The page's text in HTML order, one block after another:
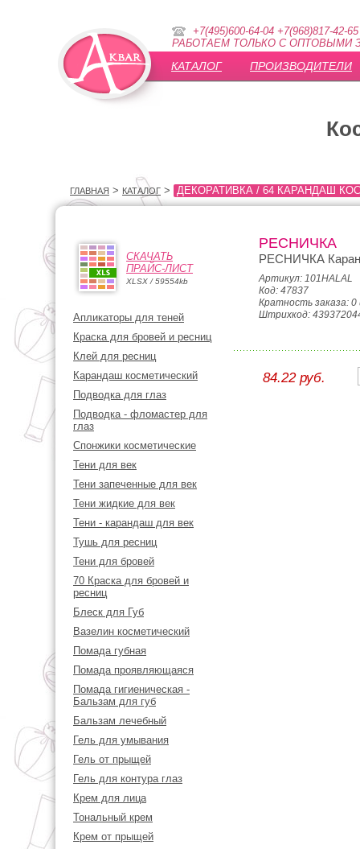
+7(495)600-64-04 +7(968)817-42-65
РАБОТАЕМ ТОЛЬКО С ОПТОВЫМИ
КАТАЛОГ ПРОИЗВОДИТЕЛИ
ГЛАВНАЯ > КАТАЛОГ > ДЕКОРАТИВКА / 64 КАРАНДАШ
СКАЧАТЬ
ПРАЙС-ЛИСТ
XLSX / 59554kb
Апликаторы для теней
Краска для бровей и ресниц
Клей для ресниц
Карандаш косметический
Подводка для глаз
Подводка - фломастер для
глаз
Спонжики косметические
Тени для век
Тени запеченные для век
Тени жидкие для век
Тени - карандаш для век
Тушь для ресниц
Тени для бровей
70 Краска для бровей и
ресниц
Блеск для Губ
Вазелин косметический
Помада губная
Помада проявляющаяся
Помада гигиеническая -
Бальзам для губ
Бальзам лечебный
Гель для умывания
Гель от прыщей
Гель для контура глаз
Крем для лица
Тональный крем
Крем от прыщей
РЕСНИЧКА
РЕСНИЧКА
Артикул: 101HALAL
Код: 47837
Кратность заказа:
Штрихкод:
84.22 руб.